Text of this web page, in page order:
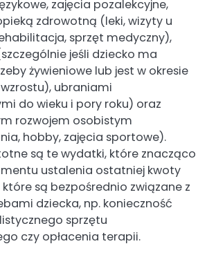
zajęcia pozalekcyjne,
zdrowotną (leki, wizyty u
sprzęt medyczny),
jeśli dziecko ma
żywieniowe lub jest w okresie
ubraniami
do wieku i pory roku) oraz
rozwojem osobistym
hobby, zajęcia sportowe).
są te wydatki, które znacząco
ustalenia ostatniej kwoty
są bezpośrednio związane z
dziecka, np. konieczność
sprzętu
czy opłacenia terapii.